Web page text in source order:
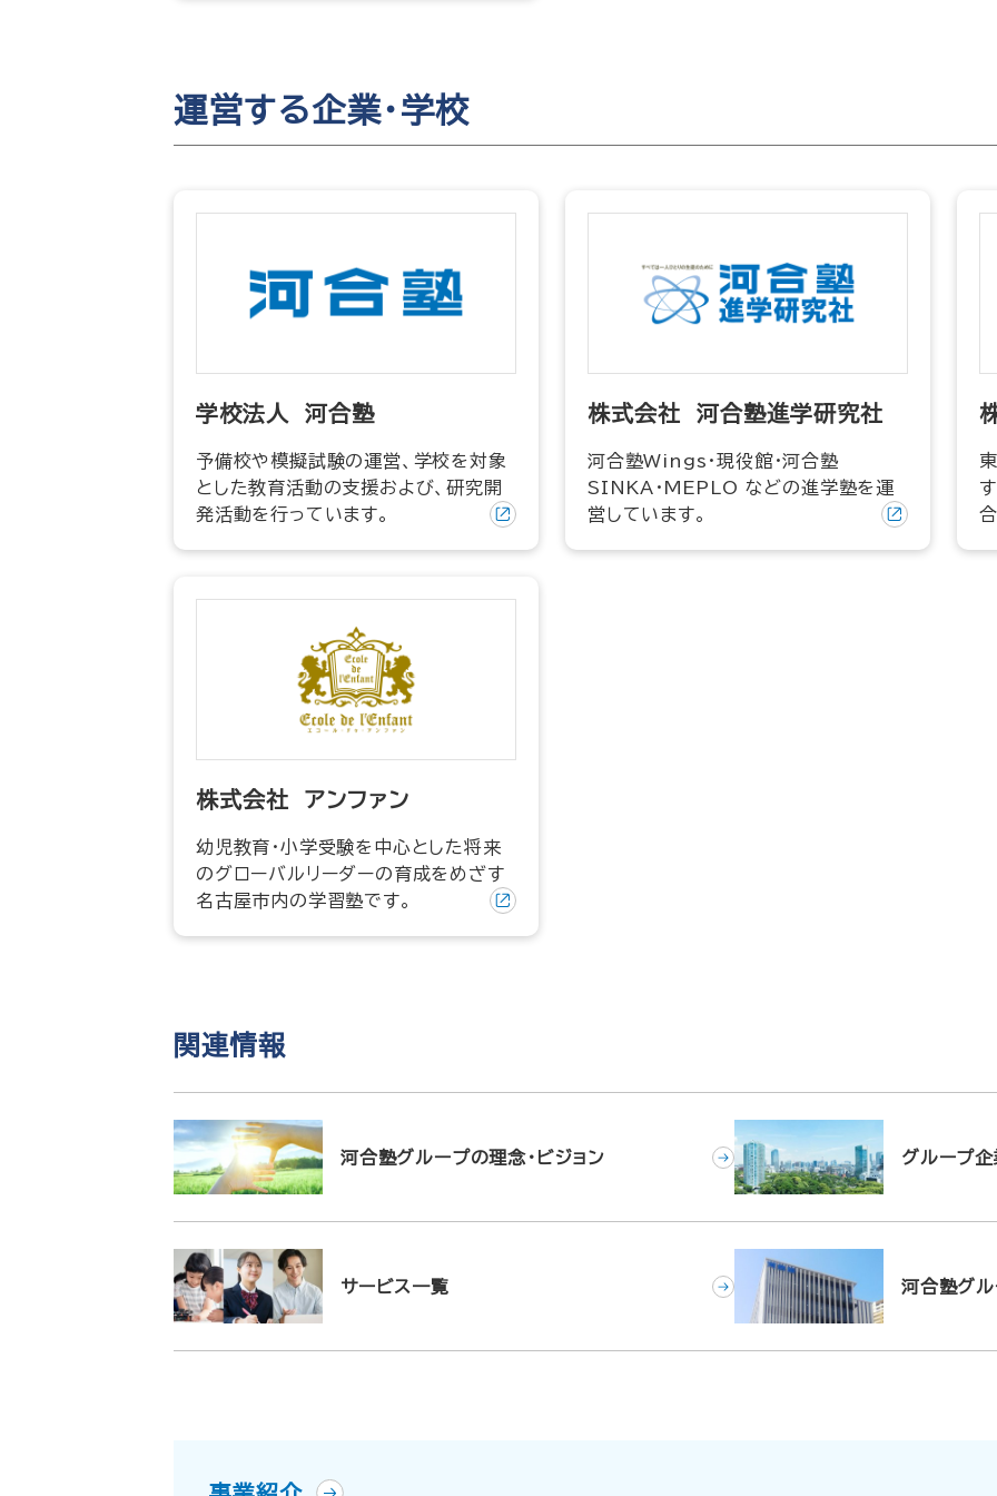
運営する企業・学校
学校法人 河合塾
予備校や模擬試験の運営、学校を対象
とした教育活動の支援および、研究開
発活動を行っています。
株式会社 河合塾進学研究社
河合塾Wings・現役館・河合塾
SINKA・MEPLO などの進学塾を運
営しています。
株式会社 アンファン
幼児教育・小学受験を中心とした将来
のグローバルリーダーの育成をめざす
名古屋市内の学習塾です。
関連情報
河合塾グループの理念・ビジョン グループ
サービス一覧 河合塾グ